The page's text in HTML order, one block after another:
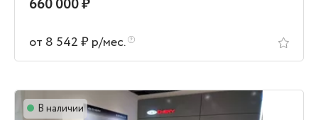
660 000 ₽
от 8 542 ₽ р/мес.
В наличии